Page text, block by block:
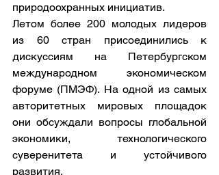
природоохранных инициатив.
Летом более 200 молодых лидеров
из 60 стран присоединились к
дискуссиям на Петербургском
международном экономическом
форуме (ПМЭФ). На одной из самых
авторитетных мировых площадок
они обсуждали вопросы глобальной
экономики, технологического
суверенитета и устойчивого
развития.